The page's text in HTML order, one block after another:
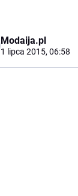
Modaija.pl
1 lipca 2015, 06:58